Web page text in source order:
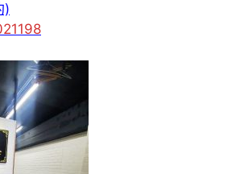
)